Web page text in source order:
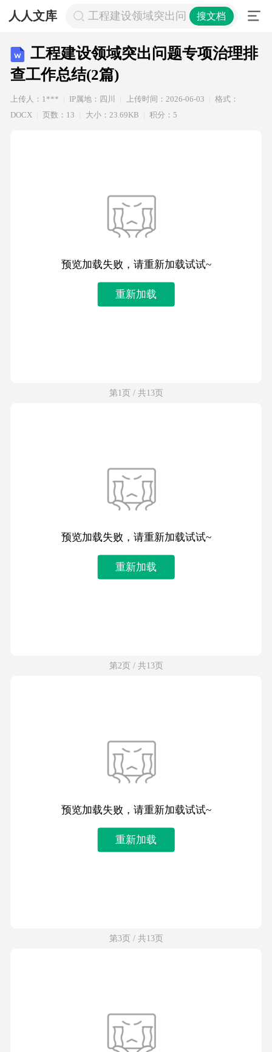
人人文库 工程建设领域突出问题专项治理排查
搜文档
工程建设领域突出问题专项治理排
查工作总结(2篇)
上传人：1*** IP属地：四川 上传时间：2026-06-03
格式：
DOCX
页数：13 大小：23.69KB 积分：5
预览加载失败，请重新加载试试~
重新加载
第1页 / 共13页
预览加载失败，请重新加载试试~
重新加载
第2页 / 共13页
预览加载失败，请重新加载试试~
重新加载
第3页 / 共13页